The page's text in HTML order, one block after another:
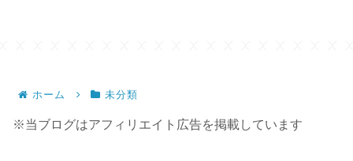
ホーム 未分類
※当ブログはアフィリエイト広告を掲載しています